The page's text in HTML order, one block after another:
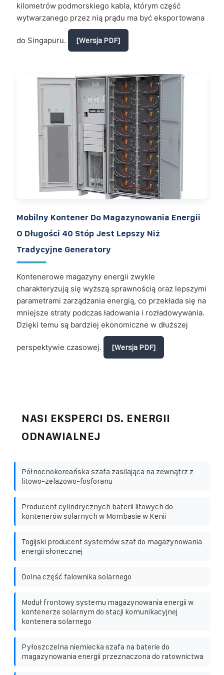
kilometrów podmorskiego kabla, którym część
wytwarzanego przez nią prądu ma być eksportowana
do Singapuru. [Wersja PDF]
Mobilny Kontener Do Magazynowania Energii
O Długości 40 Stóp Jest Lepszy Niż
Tradycyjne Generatory
Kontenerowe magazyny energii zwykle
charakteryzują się wyższą sprawnością oraz lepszymi
parametrami zarządzania energią, co przekłada się na
mniejsze straty podczas ładowania i rozładowywania.
Dzięki temu są bardziej ekonomiczne w dłuższej
perspektywie czasowej. [Wersja PDF]
NASI EKSPERCI DS. ENERGII
ODNAWIALNEJ
Północnokoreańska szafa zasilająca na zewnątrz z
litowo-żelazowo-fosforanu
Producent cylindrycznych baterii litowych do
kontenerów solarnych w Mombasie w Kenii
Togijski producent systemów szaf do magazynowania
energii słonecznej
Dolna część falownika solarnego
Moduł frontowy systemu magazynowania energii w
kontenerze solarnym do stacji komunikacyjnej
kontenera solarnego
Pyłoszczelna niemiecka szafa na baterie do
magazynowania energii przeznaczona do ratownictwa